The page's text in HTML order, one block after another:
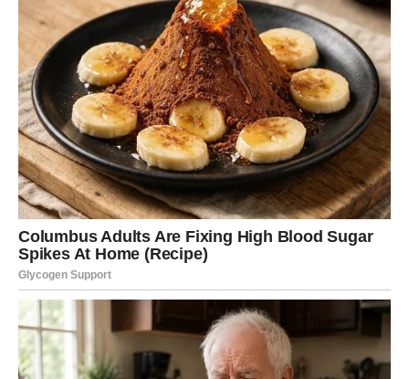
ENERGIJU
Ako ste slobodni, neko bi mogao privući vašu pažnju
inteligencijom, humorom i načinom razmišljanja.
To neće biti površna privlačnost.
Privući će vas razgovor i osjećaj da vas neko razumije.
Ako ste zauzeti, odnos sa partnerom postaje opušteniji.
Biće više zajedničkih trenutaka i manje razloga za
nesporazume.
VJERUJTE SVOJIM